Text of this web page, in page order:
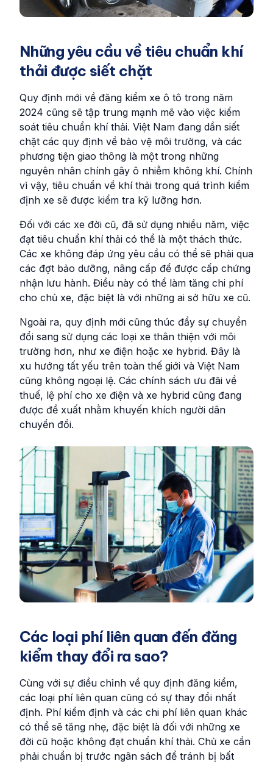
Những yêu cầu về tiêu chuẩn khí
thải được siết chặt
Quy định mới về đăng kiểm xe ô tô trong năm
2024 cũng sẽ tập trung mạnh mẽ vào việc kiểm
soát tiêu chuẩn khí thải. Việt Nam đang dần siết
chặt các quy định về bảo vệ môi trường, và các
phương tiện giao thông là một trong những
nguyên nhân chính gây ô nhiễm không khí. Chính
vì vậy, tiêu chuẩn về khí thải trong quá trình kiểm
định xe sẽ được kiểm tra kỹ lưỡng hơn.
Đối với các xe đời cũ, đã sử dụng nhiều năm, việc
đạt tiêu chuẩn khí thải có thể là một thách thức.
Các xe không đáp ứng yêu cầu có thể sẽ phải qua
các đợt bảo dưỡng, nâng cấp để được cấp chứng
nhận lưu hành. Điều này có thể làm tăng chi phí
cho chủ xe, đặc biệt là với những ai sở hữu xe cũ.
Ngoài ra, quy định mới cũng thúc đẩy sự chuyển
đổi sang sử dụng các loại xe thân thiện với môi
trường hơn, như xe điện hoặc xe hybrid. Đây là
xu hướng tất yếu trên toàn thế giới và Việt Nam
cũng không ngoại lệ. Các chính sách ưu đãi về
thuế, lệ phí cho xe điện và xe hybrid cũng đang
được đề xuất nhằm khuyến khích người dân
chuyển đổi.
Các loại phí liên quan đến đăng
kiểm thay đổi ra sao?
Cùng với sự điều chỉnh về quy định đăng kiểm,
các loại phí liên quan cũng có sự thay đổi nhất
định. Phí kiểm định và các chi phí liên quan khác
có thể sẽ tăng nhẹ, đặc biệt là đối với những xe
đời cũ hoặc không đạt chuẩn khí thải. Chủ xe cần
phải chuẩn bị trước ngân sách để tránh bị bất